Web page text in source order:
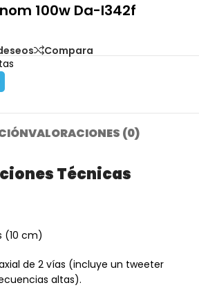
100w Da-l342f
Compara
VALORACIONES (0)
Técnicas
(10 cm)
de 2 vías (incluye un tweeter
altas).